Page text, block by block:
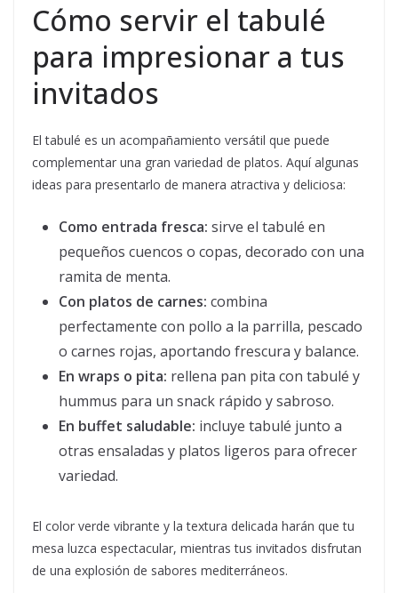
Cómo servir el tabulé
para impresionar a tus
invitados
El tabulé es un acompañamiento versátil que puede
complementar una gran variedad de platos. Aquí algunas
ideas para presentarlo de manera atractiva y deliciosa:
Como entrada fresca: sirve el tabulé en
pequeños cuencos o copas, decorado con una
ramita de menta.
Con platos de carnes: combina
perfectamente con pollo a la parrilla, pescado
o carnes rojas, aportando frescura y balance.
En wraps o pita: rellena pan pita con tabulé y
hummus para un snack rápido y sabroso.
En buffet saludable: incluye tabulé junto a
otras ensaladas y platos ligeros para ofrecer
variedad.
El color verde vibrante y la textura delicada harán que tu
mesa luzca espectacular, mientras tus invitados disfrutan
de una explosión de sabores mediterráneos.